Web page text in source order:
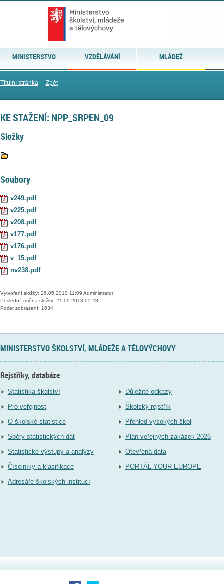
MINISTERSTVO VZDĚLÁVÁNÍ MLÁDEŽ
Titulní stránka| Zpět
KE STAŽENÍ: NPP_SRPEN_09
Složky
..
Soubory
v249.pdf
v225.pdf
v208.pdf
v177.pdf
v176.pdf
v_15.pdf
nv238.pdf
Vytvoření složky: 26.05.2010 11:09 Administrator
Poslední změna složky: 21.09.2013 05:28
Počet zobrazení: 1634
MINISTERSTVO ŠKOLSTVÍ, MLÁDEŽE A TĚLOVÝCHOVY
Rejstříky, databáze
Statistika školství
Pro veřejnost
O školské statistice
Sběry statistických dat
Statistické výstupy a analýzy
Číselníky a klasifikace
Adresáře školských institucí
Důležité odkazy
Školský rejstřík
Přehled vysokých škol
Plán veřejných zakázek 2026
Otevřená data
PORTÁL YOUR EUROPE